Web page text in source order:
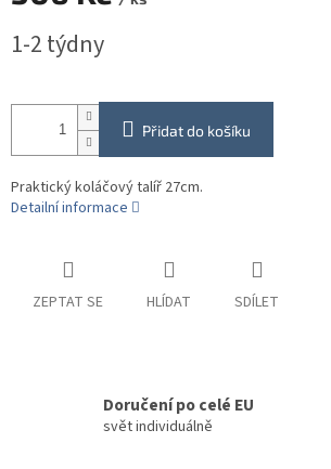
cena:
1-2 týdny
Přidat do košíku
Praktický koláčový talíř 27cm.
Detailní informace
ZEPTAT SE HLÍDAT SDÍLET
Doručení po celé EU
svět individuálně